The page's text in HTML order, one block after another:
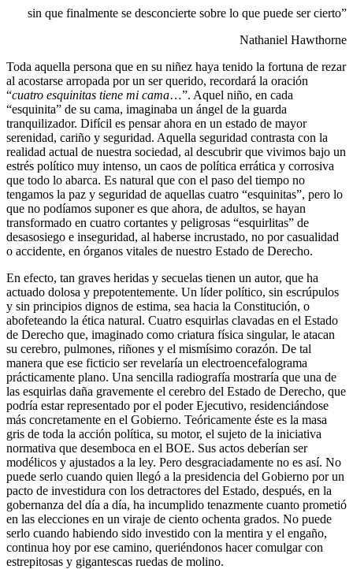
sin que finalmente se desconcierte sobre lo que puede ser cierto”
Nathaniel Hawthorne
Toda aquella persona que en su niñez haya tenido la fortuna de rezar
al acostarse arropada por un ser querido, recordará la oración
“cuatro esquinitas tiene mi cama…”. Aquel niño, en cada
“esquinita” de su cama, imaginaba un ángel de la guarda
tranquilizador. Difícil es pensar ahora en un estado de mayor
serenidad, cariño y seguridad. Aquella seguridad contrasta con la
realidad actual de nuestra sociedad, al descubrir que vivimos bajo un
estrés político muy intenso, un caos de política errática y corrosiva
que todo lo abarca. Es natural que con el paso del tiempo no
tengamos la paz y seguridad de aquellas cuatro “esquinitas”, pero lo
que no podíamos suponer es que ahora, de adultos, se hayan
transformado en cuatro cortantes y peligrosas “esquirlitas” de
desasosiego e inseguridad, al haberse incrustado, no por casualidad
o accidente, en órganos vitales de nuestro Estado de Derecho.
En efecto, tan graves heridas y secuelas tienen un autor, que ha
actuado dolosa y prepotentemente. Un líder político, sin escrúpulos
y sin principios dignos de estima, sea hacia la Constitución, o
abofeteando la ética natural. Cuatro esquirlas clavadas en el Estado
de Derecho que, imaginado como criatura física singular, le atacan
su cerebro, pulmones, riñones y el mismísimo corazón. De tal
manera que ese ficticio ser revelaría un electroencefalograma
prácticamente plano. Una sencilla radiografía mostraría que una de
las esquirlas daña gravemente el cerebro del Estado de Derecho, que
podría estar representado por el poder Ejecutivo, residenciándose
más concretamente en el Gobierno. Teóricamente éste es la masa
gris de toda la acción política, su motor, el sujeto de la iniciativa
normativa que desemboca en el BOE. Sus actos deberían ser
modélicos y ajustados a la ley. Pero desgraciadamente no es así. No
puede serlo cuando quien llegó a la presidencia del Gobierno por un
pacto de investidura con los detractores del Estado, después, en la
gobernanza del día a día, ha incumplido tenazmente cuanto prometió
en las elecciones en un viraje de ciento ochenta grados. No puede
serlo cuando habiendo sido investido con la mentira y el engaño,
continua hoy por ese camino, queriéndonos hacer comulgar con
estrepitosas y gigantescas ruedas de molino.